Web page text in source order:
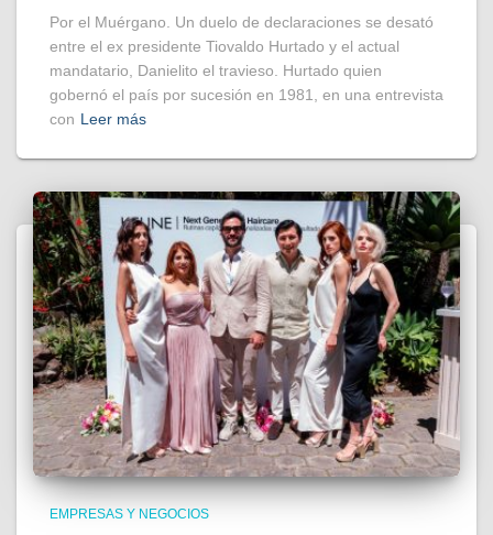
Por el Muérgano. Un duelo de declaraciones se desató
entre el ex presidente Tiovaldo Hurtado y el actual
mandatario, Danielito el travieso. Hurtado quien
gobernó el país por sucesión en 1981, en una entrevista
con Leer más
EMPRESAS Y NEGOCIOS